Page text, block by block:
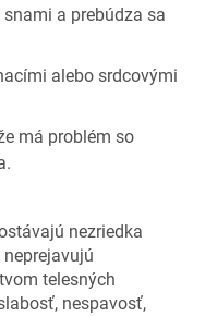
a prebúdza sa
alebo srdcovými
má problém so
nezriedka
telesných
nespavosť,